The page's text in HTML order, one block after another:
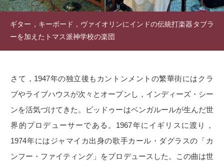
ギター，キーボード，ヴァイオリンにインドの伝統打楽器タブラ
ーを加えたトマス派神学校の楽団
さて，1947年の独立後もカントンメントの繁華街にはクラ
ブやライブハウスが次々とオープンし，インディーズ・シー
ンを活気づけてきた。ビッドゥーはベンガルールが生んだ世
界的プロデューサーである。1967年にイギリスに渡り，
1974年にはジャマイカ出身の歌手カール・ダグラスの「カ
ンフー・ファイティング」をプロデュースした。この曲は世